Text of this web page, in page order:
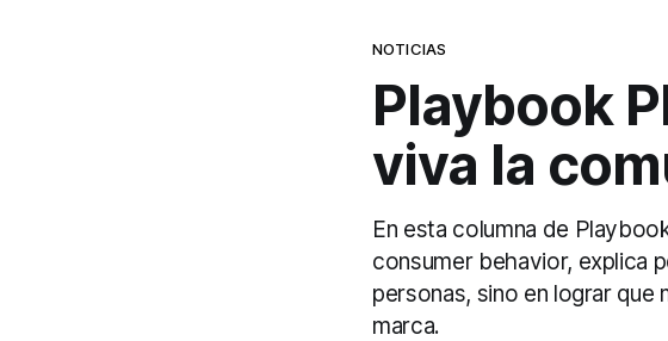
NOTICIAS
Playbook
viva la
En esta columna de
consumer behavior, explica
personas, sino en lograr que
marca.